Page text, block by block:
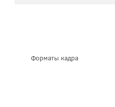
Форматы кадра